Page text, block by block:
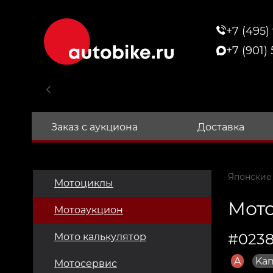
+7
+7 (901)
Заказ с аукциона Доставка
Мотоциклы
Мотоаукцион
Мото калькулятор
Мотосервис A